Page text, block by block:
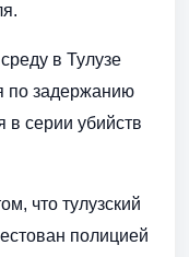
в Тулузе
по задержанию
в серии убийств
что тулузский
полицией